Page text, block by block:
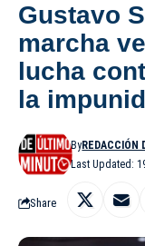
Gustavo
marcha
lucha
la
Last Updated:
ByREDACCIÓN
Share